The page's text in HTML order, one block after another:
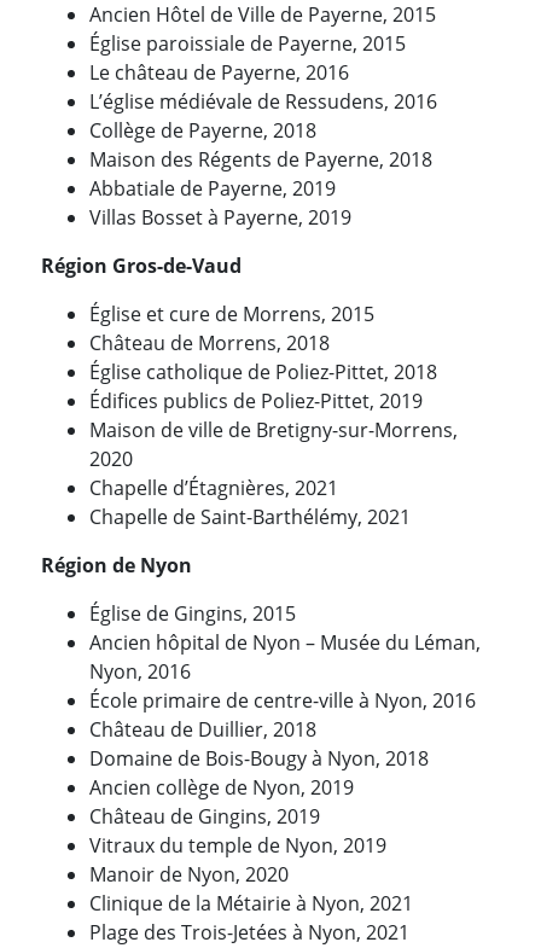
Ancien Hôtel de Ville de Payerne, 2015
Église paroissiale de Payerne, 2015
Le château de Payerne, 2016
L’église médiévale de Ressudens, 2016
Collège de Payerne, 2018
Maison des Régents de Payerne, 2018
Abbatiale de Payerne, 2019
Villas Bosset à Payerne, 2019
Région Gros-de-Vaud
Église et cure de Morrens, 2015
Château de Morrens, 2018
Église catholique de Poliez-Pittet, 2018
Édifices publics de Poliez-Pittet, 2019
Maison de ville de Bretigny-sur-Morrens,
2020
Chapelle d’Étagnières, 2021
Chapelle de Saint-Barthélémy, 2021
Région de Nyon
Église de Gingins, 2015
Ancien hôpital de Nyon – Musée du Léman,
Nyon, 2016
École primaire de centre-ville à Nyon, 2016
Château de Duillier, 2018
Domaine de Bois-Bougy à Nyon, 2018
Ancien collège de Nyon, 2019
Château de Gingins, 2019
Vitraux du temple de Nyon, 2019
Manoir de Nyon, 2020
Clinique de la Métairie à Nyon, 2021
Plage des Trois-Jetées à Nyon, 2021